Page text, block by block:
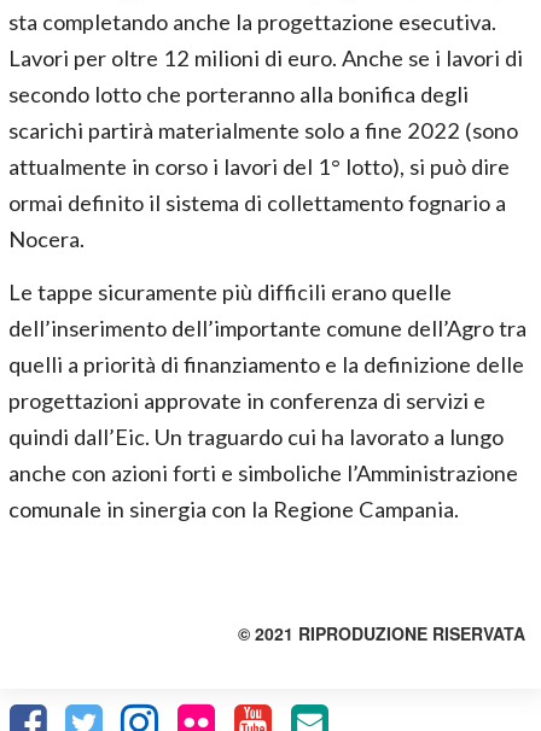
sta completando anche la progettazione esecutiva.
Lavori per oltre 12 milioni di euro. Anche se i lavori di
secondo lotto che porteranno alla bonifica degli
scarichi partirà materialmente solo a fine 2022 (sono
attualmente in corso i lavori del 1° lotto), si può dire
ormai definito il sistema di collettamento fognario a
Nocera.
Le tappe sicuramente più difficili erano quelle
dell’inserimento dell’importante comune dell’Agro tra
quelli a priorità di finanziamento e la definizione delle
progettazioni approvate in conferenza di servizi e
quindi dall’Eic. Un traguardo cui ha lavorato a lungo
anche con azioni forti e simboliche l’Amministrazione
comunale in sinergia con la Regione Campania.
© 2021 RIPRODUZIONE RISERVATA